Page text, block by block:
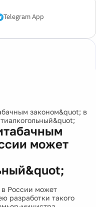
Telegram App
законом&quot; в
может
в России может
разработки такого